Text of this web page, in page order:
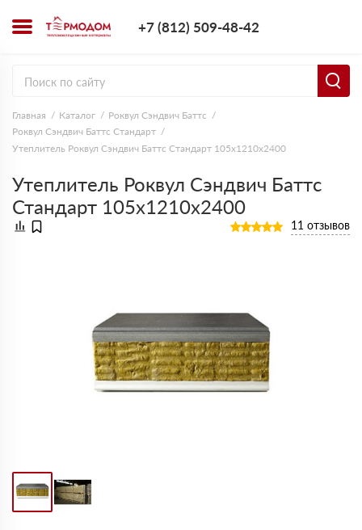
+7 (812) 509-48-42
Главная Каталог
Роквул Сэндвич Баттс
Роквул Сэндвич Баттс Стандарт
Утеплитель Роквул Сэндвич Баттс Стандарт 105х1210х2400
Утеплитель Роквул Сэндвич Баттс
Стандарт 105х1210х2400
11 отзывов